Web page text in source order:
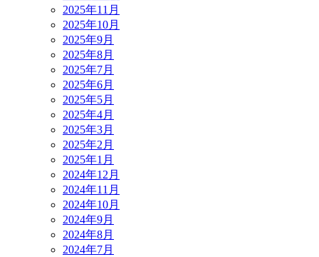
2025年11月
2025年10月
2025年9月
2025年8月
2025年7月
2025年6月
2025年5月
2025年4月
2025年3月
2025年2月
2025年1月
2024年12月
2024年11月
2024年10月
2024年9月
2024年8月
2024年7月